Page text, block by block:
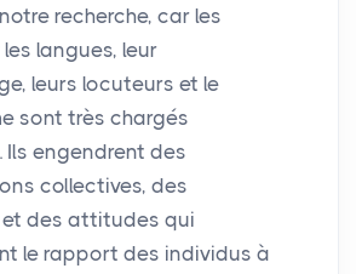
recherche, car les
langues, leur
leurs locuteurs et le
sont très chargés
Ils engendrent des
collectives, des
des attitudes qui
le rapport des individus à